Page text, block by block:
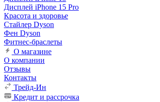
Дисплей iPhone 15 Pro
Красота и здоровье
Стайлер Dyson
Фен Dyson
Фитнес-браслеты
О магазине
О компании
Отзывы
Контакты
Трейд-Ин
Кредит и рассрочка